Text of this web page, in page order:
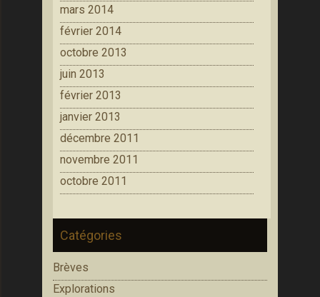
mars 2014
février 2014
octobre 2013
juin 2013
février 2013
janvier 2013
décembre 2011
novembre 2011
octobre 2011
Catégories
Brèves
Explorations